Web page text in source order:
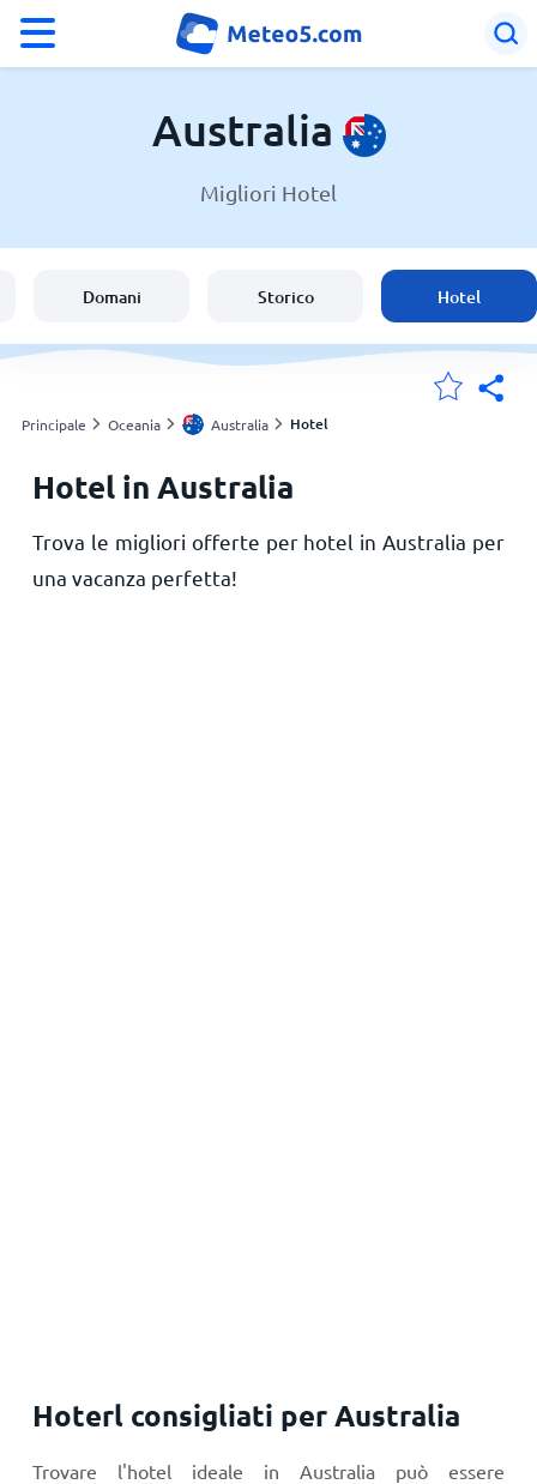
Italia
Svizzera
Le mie località
Principale
Australia
Migliori Hotel
Domani Storico Hotel
Principale Oceania Australia Hotel
Hotel in Australia
Trova le migliori offerte per hotel in Australia per
una vacanza perfetta!
Hoterl consigliati per Australia
Trovare l'hotel ideale in Australia può essere